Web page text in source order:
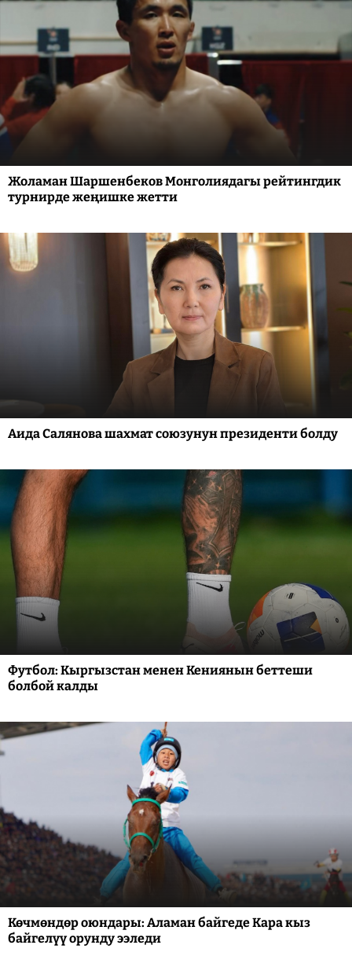
Жоламан Шаршенбеков Монголиядагы рейтингдик
турнирде жеңишке жетти
Аида Салянова шахмат союзунун президенти болду
Футбол: Кыргызстан менен Кениянын беттеши
болбой калды
Көчмөндөр оюндары: Аламан байгеде Кара кыз
байгелүү орунду ээледи